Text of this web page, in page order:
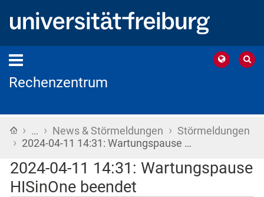
Rechenzentrum
Startseite
› … › News & Störmeldungen › Störmeldungen
› 2024-04-11 14:31: Wartungspause …
2024-04-11 14:31: Wartungspause
HISinOne beendet